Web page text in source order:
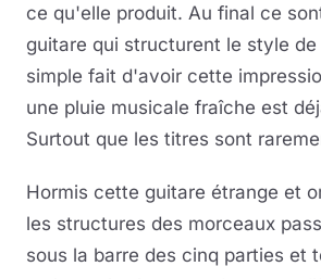
ce qu'elle produit. Au final ce
guitare qui structurent le style de
simple fait d'avoir cette
une pluie musicale fraîche est
Surtout que les titres sont
Hormis cette guitare étrange et
les structures des morceaux
sous la barre des cinq parties et